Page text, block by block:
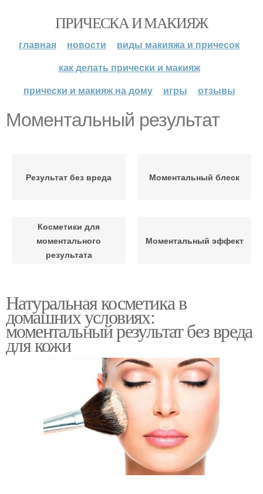
ПРИЧЕСКА И МАКИЯЖ
главная новости
виды макияжа и причесок
как делать прически и макияж
прически и макияж на дому
игры отзывы
Моментальный результат
Результат без вреда Моментальный блеск
Косметики для
моментального
результата
Моментальный эффект
Натуральная косметика в
домашних условиях:
моментальный результат без вреда
для кожи